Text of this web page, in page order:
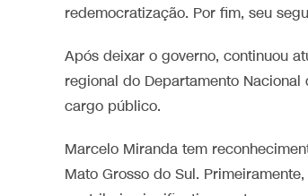
redemocratização. Por fim, seu
Após deixar o governo, continuou
regional do Departamento
cargo público.
Marcelo Miranda tem
Mato Grosso do Sul.